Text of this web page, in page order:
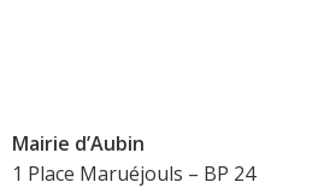
Mairie d’Aubin
1 Place Maruéjouls – BP 24